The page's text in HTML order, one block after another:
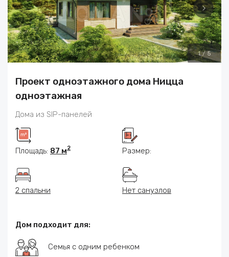
1 / 5
Проект одноэтажного дома Ницца
одноэтажная
Дома из SIP-панелей
Площадь: 87 м2 Размер:
2 спальни Нет санузлов
Дом подходит для:
Семья с одним ребенком